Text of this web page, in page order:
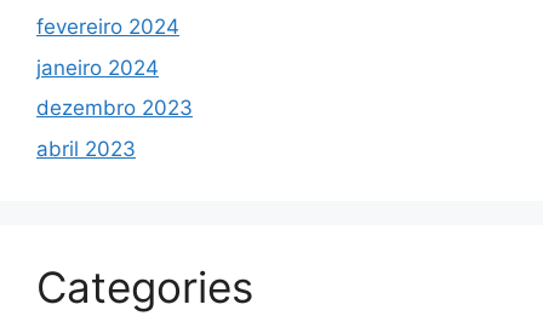
fevereiro 2024
janeiro 2024
dezembro 2023
abril 2023
Categories